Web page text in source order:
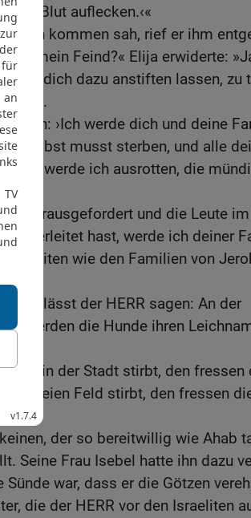
Blut auflecken.‹«
kommen sah, rief er ihm
mein Feind?« Elija erwiderte:
hast dich dazu anstiften lassen, zu
›Ich werde dich und deine
selbst musst sterben, und alle
werde ich ausrotten, die
herausgefordert und die Leute
verleitet hast, werde ich deiner
bereiten wie den Familien von
aber lässt der HERR sagen: An der
werden die Hunde ihren
in der Stadt stirbt, den fressen
freien Feld stirbt, den fressen
der so bereitwillig wie Ahab
Seine Frau Isebel hatte ihn dazu
war, dass er die Götzen
die der HERR vor den Israeliten